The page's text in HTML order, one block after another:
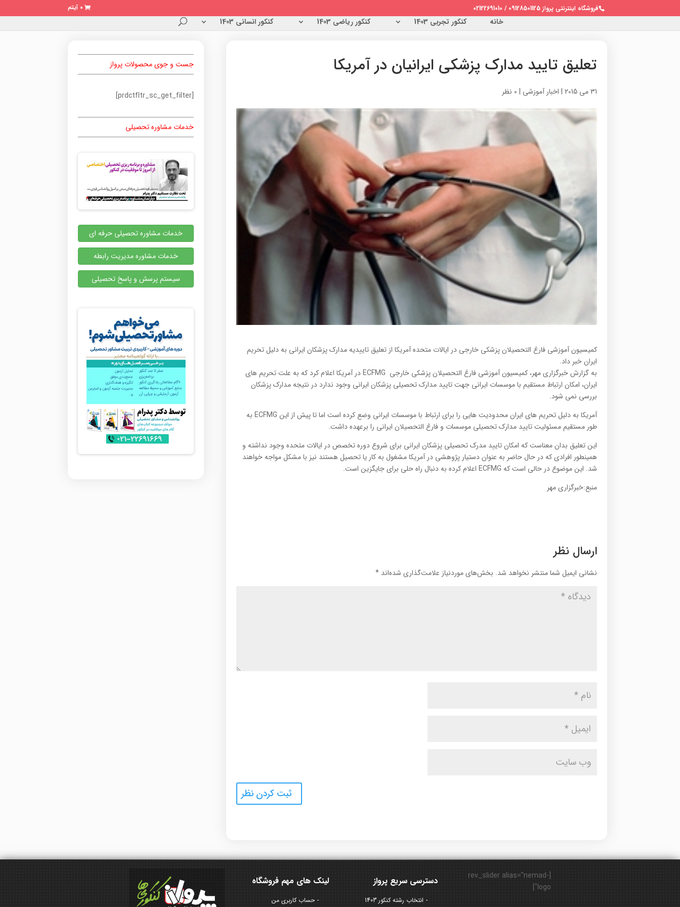
فروشگاه اینترنتی پرواز 09128501125 / 02122691010 0 آیتم
خانه کنکور تجربی 1403 کنکور ریاضی 1403 کنکور انسانی 1403
تعلیق تایید مدارک پزشکی ایرانیان در آمریکا
31 می 2015 | اخبار آموزشی | 0 نظر
کمیسیون آموزشی فارغ التحصیلان پزشکی خارجی در ایالات متحده آمریکا از تعلیق تاییدیه مدارک پزشکان ایرانی به دلیل تحریم
ایران خبر داد.
به گزارش خبرگزاری مهر، کمیسیون آموزشی فارغ التحصیلان پزشکی خارجی ECFMG در آمریکا اعلام کرد که به علت تحریم های
ایران، امکان ارتباط مستقیم با موسسات ایرانی جهت تایید مدارک تحصیلی پزشکان ایرانی وجود ندارد در نتیجه مدارک پزشکان
بررسی نمی شود.
آمریکا به دلیل تحریم های ایران محدودیت هایی را برای ارتباط با موسسات ایرانی وضع کرده است اما تا پیش از این ECFMG به
طور مستقیم مسئولیت تایید مدارک تحصیلی موسسات و فارغ التحصیلان ایرانی را برعهده داشت.
این تعلیق بدان معناست که امکان تایید مدرک تحصیلی پزشکان ایرانی برای شروع دوره تخصص در ایالات متحده وجود نداشته و
همینطور افرادی که در حال حاضر به عنوان دستیار پژوهشی در آمریکا مشغول به کار یا تحصیل هستند نیز با مشکل مواجه خواهند
شد. این موضوع در حالی است که ECFMG اعلام کرده به دنبال راه حلی برای جایگزین است.
منبع:خبرگزاری مهر
ارسال نظر
نشانی ایمیل شما منتشر نخواهد شد. بخش‌های موردنیاز علامت‌گذاری شده‌اند*
جست و جوی محصولات پرواز
[prdctfltr_sc_get_filter]
خدمات مشاوره تحصیلی
خدمات مشاوره تحصیلی حرفه ای
خدمات مشاوره مدیریت رابطه
سیستم پرسش و پاسخ تحصیلی
لینک های مهم فروشگاه
حساب کاربری من
دسترسی سریع پرواز
انتخاب رشته کنکور 1403
[rev_slider alias="nemad-
logo"]